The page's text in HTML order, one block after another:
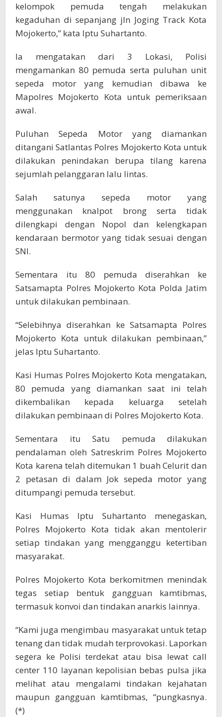
kelompok pemuda tengah melakukan
kegaduhan di sepanjang jln Joging Track Kota
Mojokerto,” kata Iptu Suhartanto.
Ia mengatakan dari 3 Lokasi, Polisi
mengamankan 80 pemuda serta puluhan unit
sepeda motor yang kemudian dibawa ke
Mapolres Mojokerto Kota untuk pemeriksaan
awal.
Puluhan Sepeda Motor yang diamankan
ditangani Satlantas Polres Mojokerto Kota untuk
dilakukan penindakan berupa tilang karena
sejumlah pelanggaran lalu lintas.
Salah satunya sepeda motor yang
menggunakan knalpot brong serta tidak
dilengkapi dengan Nopol dan kelengkapan
kendaraan bermotor yang tidak sesuai dengan
SNI.
Sementara itu 80 pemuda diserahkan ke
Satsamapta Polres Mojokerto Kota Polda Jatim
untuk dilakukan pembinaan.
“Selebihnya diserahkan ke Satsamapta Polres
Mojokerto Kota untuk dilakukan pembinaan,”
jelas Iptu Suhartanto.
Kasi Humas Polres Mojokerto Kota mengatakan,
80 pemuda yang diamankan saat ini telah
dikembalikan kepada keluarga setelah
dilakukan pembinaan di Polres Mojokerto Kota.
Sementara itu Satu pemuda dilakukan
pendalaman oleh Satreskrim Polres Mojokerto
Kota karena telah ditemukan 1 buah Celurit dan
2 petasan di dalam Jok sepeda motor yang
ditumpangi pemuda tersebut.
Kasi Humas Iptu Suhartanto menegaskan,
Polres Mojokerto Kota tidak akan mentolerir
setiap tindakan yang mengganggu ketertiban
masyarakat.
Polres Mojokerto Kota berkomitmen menindak
tegas setiap bentuk gangguan kamtibmas,
termasuk konvoi dan tindakan anarkis lainnya.
“Kami juga mengimbau masyarakat untuk tetap
tenang dan tidak mudah terprovokasi. Laporkan
segera ke Polisi terdekat atau bisa lewat call
center 110 layanan kepolisian bebas pulsa jika
melihat atau mengalami tindakan kejahatan
maupun gangguan kamtibmas, “pungkasnya.
(*)